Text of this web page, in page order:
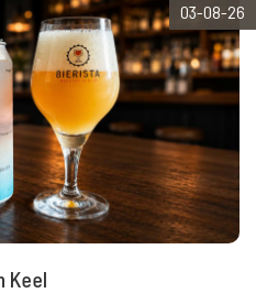
03-08-26
Keel